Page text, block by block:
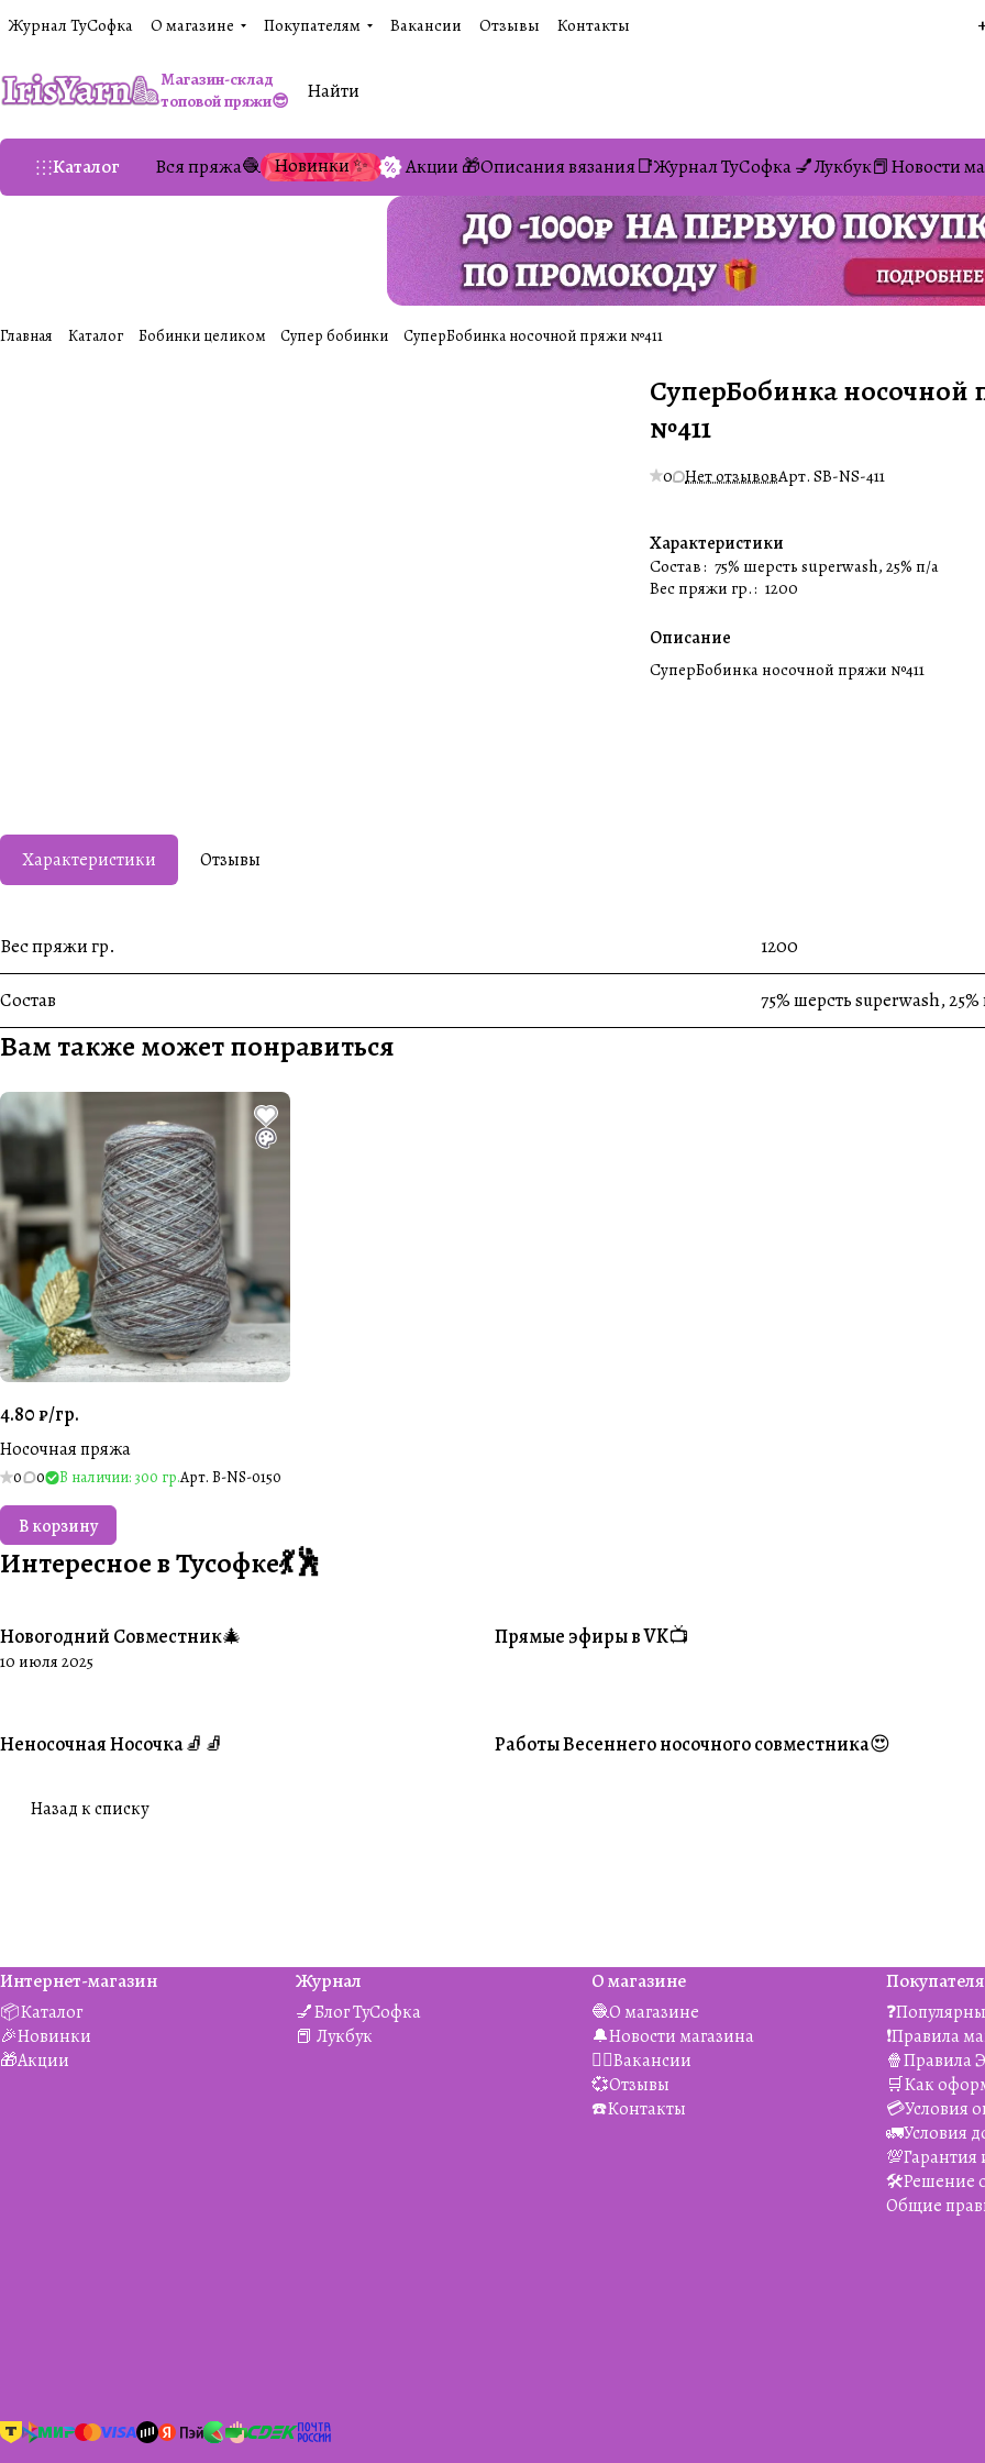
Журнал ТуСофка О магазине Покупателям Вакансии Отзывы Контакты
Магазин-склад
топовой пряжи😎
Каталог Вся пряжа🧶 Новинки ✨ Акции 🎁Описания вязания📑Журнал ТуСофка 💅Лукбук📕Новости
Главная Каталог Бобинки целиком Супер бобинки СуперБобинка носочной пряжи №411
СуперБобинка носочной
№411
0 Нет отзывовАрт.SB-NS-411
Характеристики
Состав: 75% шерсть superwash, 25% п/а
Вес пряжи гр.: 1200
Описание
СуперБобинка носочной пряжи №411
Характеристики Отзывы
Вес пряжи гр. 1200
Состав 75% шерсть superwash,
Вам также может понравиться
4.80 ₽/гр.
Носочная пряжа
0 0 В наличии: 300 гр.Арт. B-NS-0150
В корзину
Интересное в Тусофке💃🕺
#Совместники
Новогодний Совместник🎄
10 июля 2025
#Житуха
Прямые эфиры в VK📺
#Ваше творчество
Неносочная Носочка🧦🧦 #Ваше творчество
Работы Весеннего носочного совместника😍
Назад к списку
Интернет-магазин
📦Каталог
🎉Новинки
🎁Акции
Журнал
💅Блог ТуСофка
📕 Лукбук
О магазине
🧶О магазине
🔔Новости магазина
👯‍♀️Вакансии
💞Отзывы
☎️Контакты
❗️Правила
🍿Правила
🛒Как
💳Условия
🚛Условия
💯Гарантия
🛠️Решение
Общие